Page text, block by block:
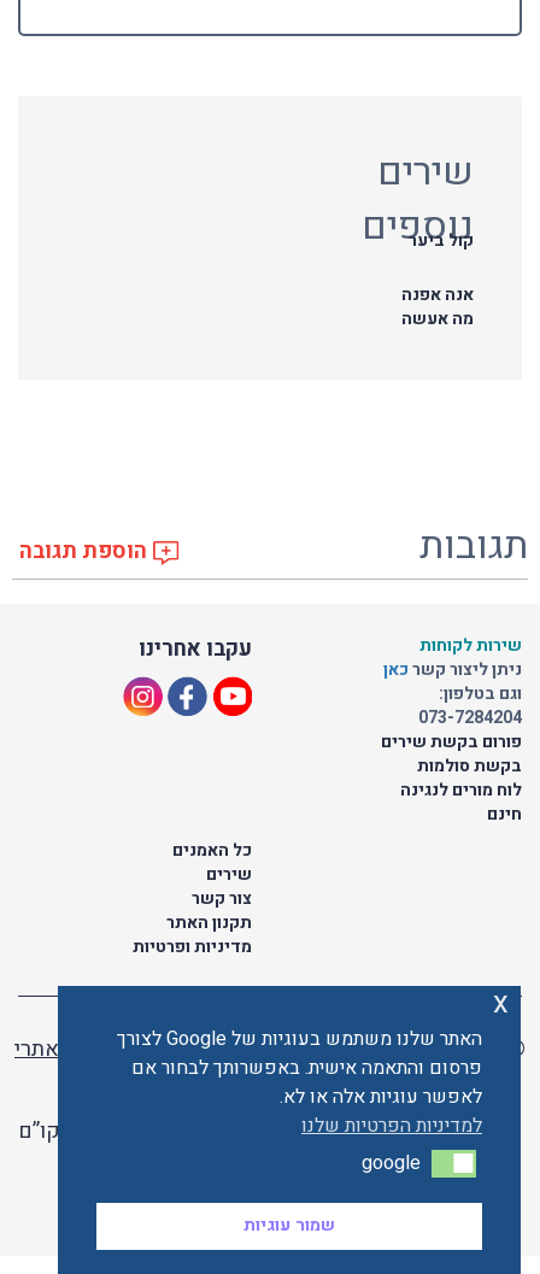
שירים
נוספים
קול ביער
אנה אפנה
מה אעשה
תגובות הוספת תגובה
עקבו אחרינו
שירות לקוחות
ניתן ליצור קשרכאן
וגם בטלפון:
073-7284204
פורום בקשת שירים
בקשת סולמות
לוח מורים לנגינה
חינם
כל האמנים
שירים
צור קשר
תקנון האתר
מדיניות ופרטיות
© כל הזכויות שמורות לתו ישראלי | ליאור מזור -
בניית אתרי
וורדפרס
האתר פועל ברשיון אקו”ם
האתר שלנו משתמש בעוגיות של Google לצורך
פרסום והתאמה אישית. באפשרותך לבחור אם
לאפשר עוגיות אלה או לא.
למדיניות הפרטיות שלנו
google
google
שמור עוגיות
x